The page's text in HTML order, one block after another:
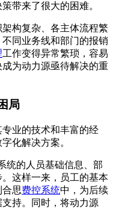
带来了很大的困难。
构复杂、各主体流程繁
同业务线和部门的报销
工作变得异常繁琐，容易
为动力源亟待解决的重
局
业的技术和丰富的经
化解决方案。
统的人员基础信息、部
。这样一来，员工的基本
思费控系统中，为后续
持。同时，将动力源